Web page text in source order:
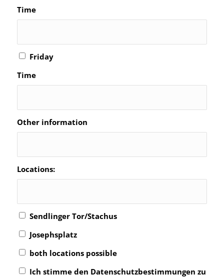
Time
Friday
Time
Other information
Locations:
Sendlinger Tor/Stachus
Josephsplatz
both locations possible
Ich stimme den Datenschutzbestimmungen zu